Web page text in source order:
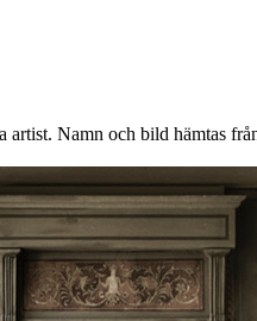
artist. Namn och bild hämtas